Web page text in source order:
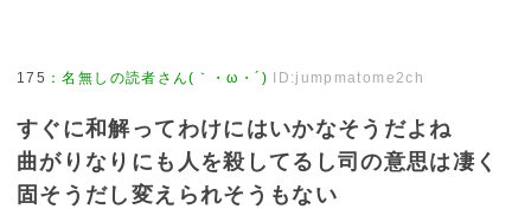
175 ：名無しの読者さん(｀・ω・´) ID:jumpmatome2ch
すぐに和解ってわけにはいかなそうだよね
曲がりなりにも人を殺してるし司の意思は凄く
固そうだし変えられそうもない